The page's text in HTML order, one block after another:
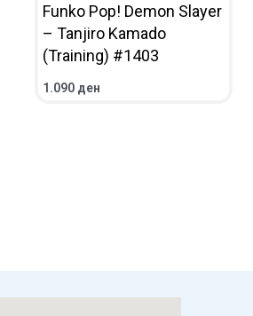
Funko Pop! Demon Slayer
– Tanjiro Kamado
(Training) #1403
1.090 ден